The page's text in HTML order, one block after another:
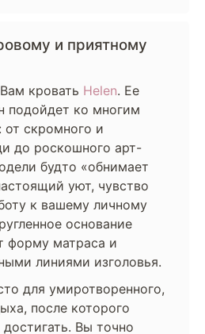
и приятному
кровать Helen. Ее
подойдет ко многим
от скромного и
до роскошного арт-
будто «обнимает
уют, чувство
к вашему личному
основание
форму матраса и
линиями изголовья.
для умиротворенного,
после которого
Вы точно